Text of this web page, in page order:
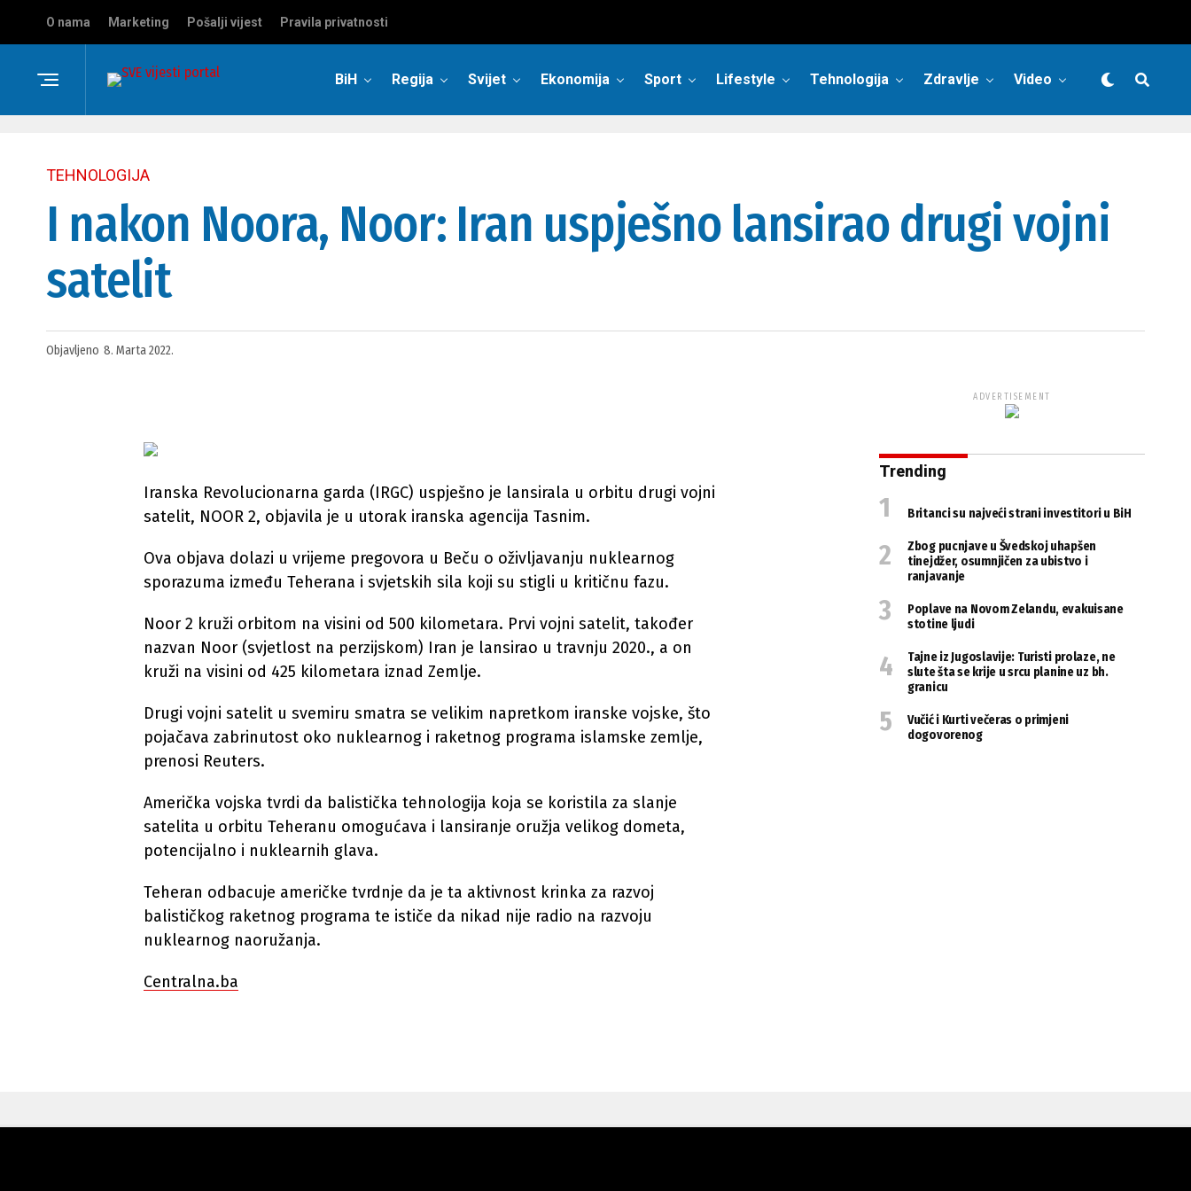
O nama Marketing Pošalji vijest Pravila privatnosti
BiH Regija Svijet Ekonomija Sport Lifestyle Tehnologija Zdravlje Video
TEHNOLOGIJA
I nakon Noora, Noor: Iran uspješno lansirao drugi vojni
satelit
Objavljeno 8. Marta 2022.
Iranska Revolucionarna garda (IRGC) uspješno je lansirala u orbitu drugi vojni
satelit, NOOR 2, objavila je u utorak iranska agencija Tasnim.
Ova objava dolazi u vrijeme pregovora u Beču o oživljavanju nuklearnog
sporazuma između Teherana i svjetskih sila koji su stigli u kritičnu fazu.
Noor 2 kruži orbitom na visini od 500 kilometara. Prvi vojni satelit, također
nazvan Noor (svjetlost na perzijskom) Iran je lansirao u travnju 2020., a on
kruži na visini od 425 kilometara iznad Zemlje.
Drugi vojni satelit u svemiru smatra se velikim napretkom iranske vojske, što
pojačava zabrinutost oko nuklearnog i raketnog programa islamske zemlje,
prenosi Reuters.
Američka vojska tvrdi da balistička tehnologija koja se koristila za slanje
satelita u orbitu Teheranu omogućava i lansiranje oružja velikog dometa,
potencijalno i nuklearnih glava.
Teheran odbacuje američke tvrdnje da je ta aktivnost krinka za razvoj
balističkog raketnog programa te ističe da nikad nije radio na razvoju
nuklearnog naoružanja.
Centralna.ba
ADVERTISEMENT
Trending
Britanci su najveći strani investitori u BiH
Zbog pucnjave u Švedskoj uhapšen
tinejdžer, osumnjičen za ubistvo i
ranjavanje
Poplave na Novom Zelandu, evakuisane
stotine ljudi
Tajne iz Jugoslavije: Turisti prolaze, ne
slute šta se krije u srcu planine uz bh.
granicu
Vučić i Kurti večeras o primjeni
dogovorenog